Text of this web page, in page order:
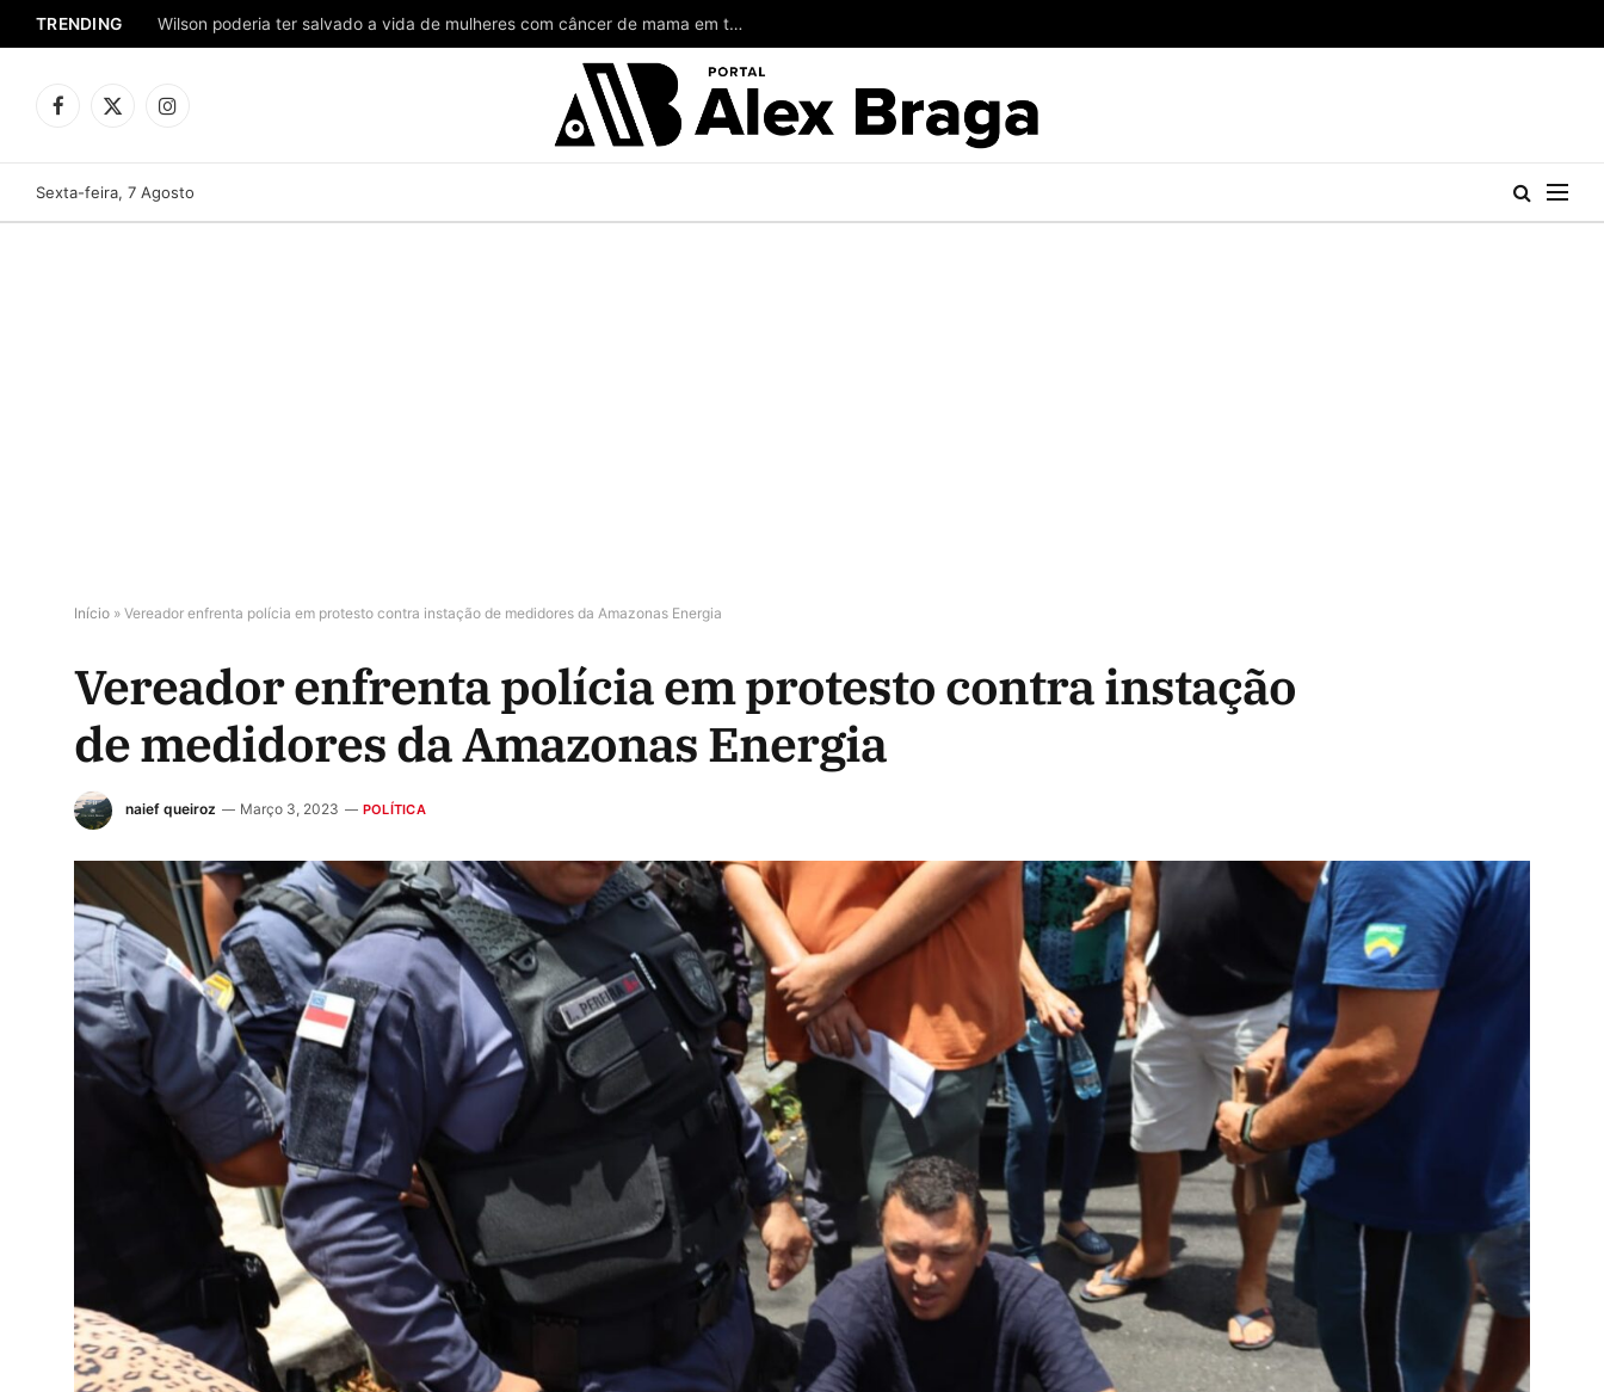
TRENDING Wilson poderia ter salvado a vida de mulheres com câncer de mama em todo o Amazonas
Facebook
X
Instagram
Sexta-feira, 7 Agosto
Início » Vereador enfrenta polícia em protesto contra instação de medidores da Amazonas Energia
Vereador enfrenta polícia em protesto contra instação
de medidores da Amazonas Energia
naief queiroz Março 3, 2023 POLÍTICA